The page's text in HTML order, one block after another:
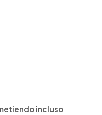
incluso